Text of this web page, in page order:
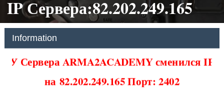
IP Сервера:82.202.249.165
Information
У Сервера ARMA2ACADEMY сменился IP
на82.202.249.165 Порт: 2402